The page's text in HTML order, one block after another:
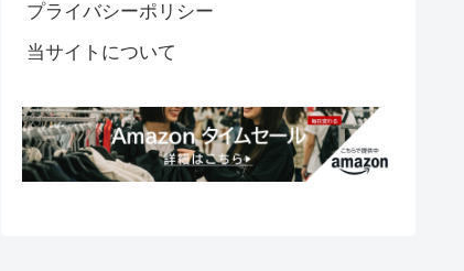
プライバシーポリシー
当サイトについて